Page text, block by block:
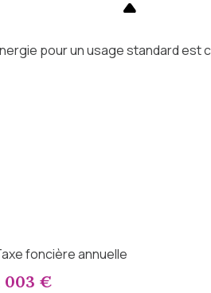
pour un usage standard est
foncière annuelle
003 €